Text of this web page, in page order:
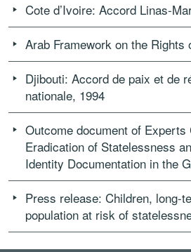
Cote d’Ivoire: Accord Linas-
Arab Framework on the Rights
Djibouti: Accord de paix et de
nationale, 1994
Outcome document of Experts
Eradication of Statelessness
Identity Documentation in the
Press release: Children, long-
population at risk of